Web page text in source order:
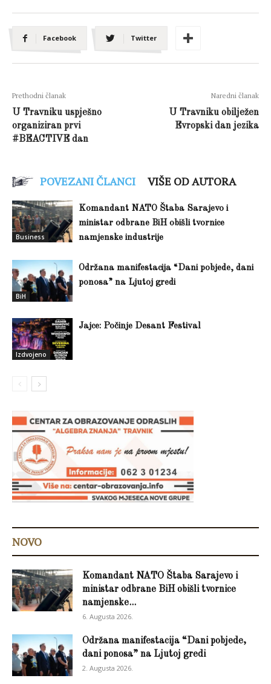
Facebook Twitter
Prethodni članak
U Travniku uspješno
organiziran prvi
#BEACTIVE dan
Naredni članak
U Travniku obilježen
Evropski dan jezika
POVEZANI ČLANCI VIŠE OD AUTORA
Business
Komandant NATO Štaba Sarajevo i
ministar odbrane BiH obišli tvornice
namjenske industrije
BiH
Održana manifestacija “Dani pobjede, dani
ponosa” na Ljutoj gredi
Izdvojeno
Jajce: Počinje Desant Festival
NOVO
Komandant NATO Štaba Sarajevo i
ministar odbrane BiH obišli tvornice
namjenske...
6. Augusta 2026.
Održana manifestacija “Dani pobjede,
dani ponosa” na Ljutoj gredi
2. Augusta 2026.